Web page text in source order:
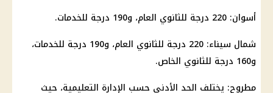
أسوان: 220 درجة للثانوي العام، و190 درجة للخدمات.
شمال سيناء
: 220 درجة للثانوي العام، و190 درجة للخدمات،
و160 درجة للثانوي الخاص.
مطروح: يختلف الحد الأدنى حسب الإدارة التعليمية، حيث